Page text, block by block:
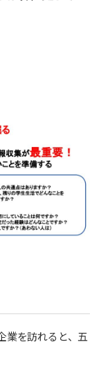
業を訪れると、五